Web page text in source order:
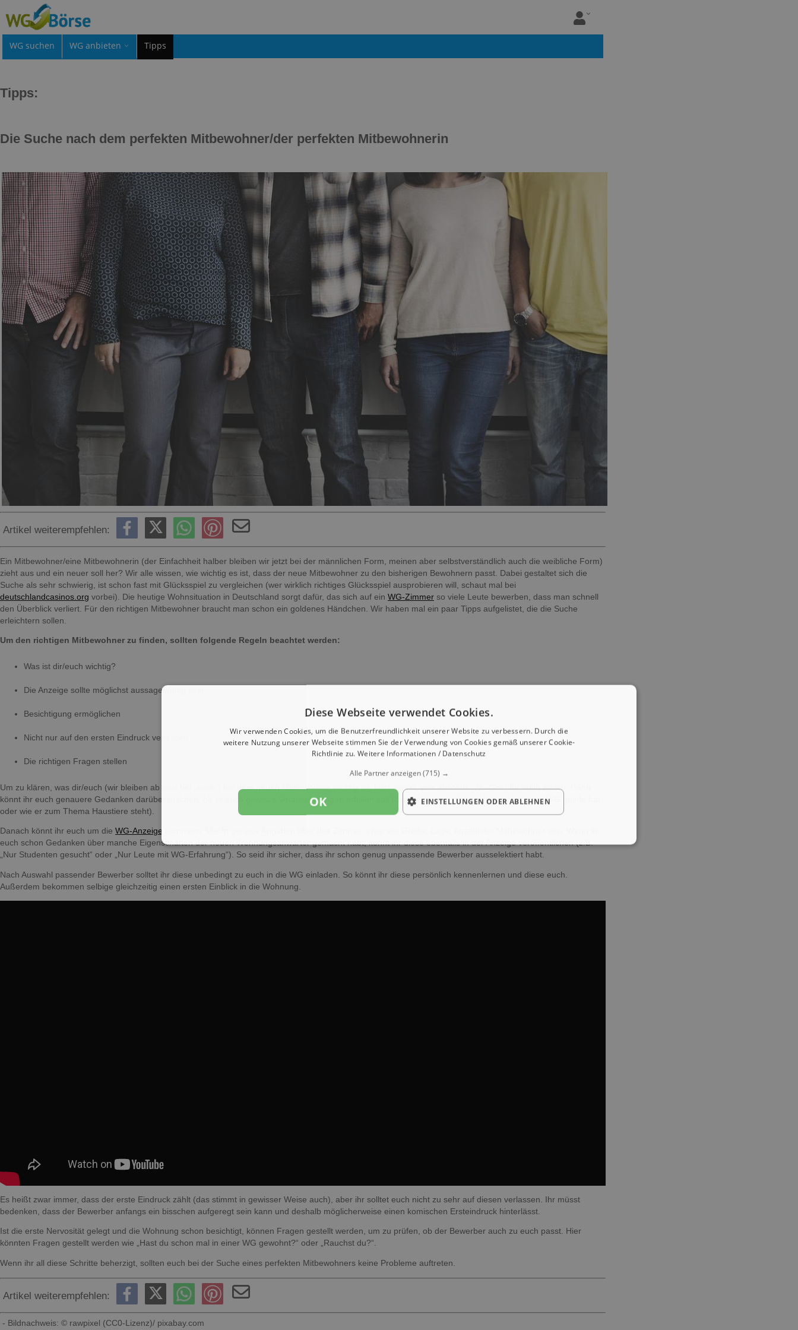
WG suchen WG anbieten Tipps
Tipps:
Die Suche nach dem perfekten Mitbewohner/der perfekten Mitbewohnerin
Artikel weiterempfehlen:
Ein Mitbewohner/eine Mitbewohnerin (der Einfachheit halber bleiben wir jetzt bei der männlichen Form, meinen aber selbstverständlich auch die weibliche Form)
zieht aus und ein neuer soll her? Wir alle wissen, wie wichtig es ist, dass der neue Mitbewohner zu den bisherigen Bewohnern passt. Dabei gestaltet sich die
Suche als sehr schwierig, ist schon fast mit Glücksspiel zu vergleichen (wer wirklich richtiges Glücksspiel ausprobieren will, schaut mal bei
deutschlandcasinos.org vorbei). Die heutige Wohnsituation in Deutschland sorgt dafür, das sich auf ein WG-Zimmer so viele Leute bewerben, dass man schnell
den Überblick verliert. Für den richtigen Mitbewohner braucht man schon ein goldenes Händchen. Wir haben mal ein paar Tipps aufgelistet, die die Suche
erleichtern sollen.
Um den richtigen Mitbewohner zu finden, sollten folgende Regeln beachtet werden:
Was ist dir/euch wichtig?
Die Anzeige sollte möglichst aussagekräftig sein
Besichtigung ermöglichen
Nicht nur auf den ersten Eindruck verlassen
Die richtigen Fragen stellen
Um zu klären, was dir/euch (wir bleiben ab jetzt bei „euch“) bei dem neuen Mitbewohner wichtig ist, klärt zuerst, was absolute„No-Gos“für euch wären. Dann
könnt ihr euch genauere Gedanken darüber machen, ob er auch gewisse Voraussetzungen erfüllen soll (beispielsweise, ob er schon mal in einer WG gelebt hat
oder wie er zum Thema Haustiere steht).
Danach könnt ihr euch um die WG-Anzeige
euch schon Gedanken über manche Eigenschaften der neuen Wohnungsanwärter gemacht habt, könnt ihr diese ebenfalls in der Anzeige veröffentlichen (z.B.
„Nur Studenten gesucht“ oder „Nur Leute mit WG-Erfahrung“). So seid ihr sicher, dass ihr schon genug unpassende Bewerber ausselektiert habt.
Nach Auswahl passender Bewerber solltet ihr diese unbedingt zu euch in die WG einladen. So könnt ihr diese persönlich kennenlernen und diese euch.
Außerdem bekommen selbige gleichzeitig einen ersten Einblick in die Wohnung.
Es heißt zwar immer, dass der erste Eindruck zählt (das stimmt in gewisser Weise auch), aber ihr solltet euch nicht zu sehr auf diesen verlassen. Ihr müsst
bedenken, dass der Bewerber anfangs ein bisschen aufgeregt sein kann und deshalb möglicherweise einen komischen Ersteindruck hinterlässt.
Ist die erste Nervosität gelegt und die Wohnung schon besichtigt, können Fragen gestellt werden, um zu prüfen, ob der Bewerber auch zu euch passt. Hier
könnten Fragen gestellt werden wie „Hast du schon mal in einer WG gewohnt?“ oder „Rauchst du?“.
Wenn ihr all diese Schritte beherzigt, sollten euch bei der Suche eines perfekten Mitbewohners keine Probleme auftreten.
Artikel weiterempfehlen:
- Bildnachweis: © rawpixel (CC0-Lizenz)/ pixabay.com
Diese Webseite verwendet Cookies.
Wir verwenden Cookies, um die Benutzerfreundlichkeit unserer Website zu verbessern. Durch die
weitere Nutzung unserer Webseite stimmen Sie der Verwendung von Cookies gemäß unserer Cookie-
Richtlinie zu. Weitere Informationen / Datenschutz
Alle Partner anzeigen(715) →
OK EINSTELLUNGEN ODER ABLEHNEN